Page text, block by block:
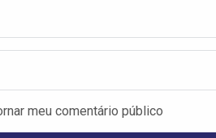
meu comentário público